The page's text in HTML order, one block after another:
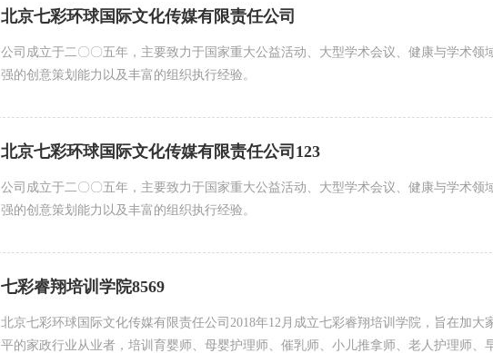
北京七彩环球国际文化传媒有限责任公司
公司成立于二〇〇五年，主要致力于国家重大公益活动、大型学术会议、健康与学术领
强的创意策划能力以及丰富的组织执行经验。
北京七彩环球国际文化传媒有限责任公司123
公司成立于二〇〇五年，主要致力于国家重大公益活动、大型学术会议、健康与学术领
强的创意策划能力以及丰富的组织执行经验。
七彩睿翔培训学院8569
北京七彩环球国际文化传媒有限责任公司2018年12月成立七彩睿翔培训学院，旨在加
平的家政行业从业者，培训育婴师、母婴护理师、催乳师、小儿推拿师、老人护理师、